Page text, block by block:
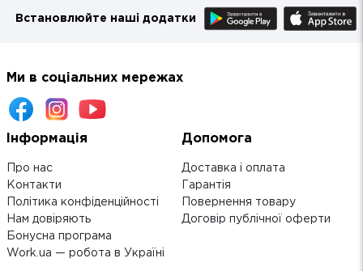
Встановлюйте наші додатки
Ми в соціальних мережах
Інформація
Про нас
Контакти
Політика конфіденційності
Нам довіряють
Бонусна програма
Work.ua — робота в Україні
Допомога
Доставка і оплата
Гарантія
Повернення товару
Договір публічної оферти